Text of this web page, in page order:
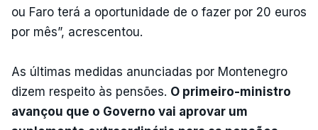
ou Faro terá a oportunidade de o fazer por 20 euros
por mês”, acrescentou.
As últimas medidas anunciadas por Montenegro
dizem respeito às pensões. O primeiro-ministro
avançou que o Governo vai aprovar um